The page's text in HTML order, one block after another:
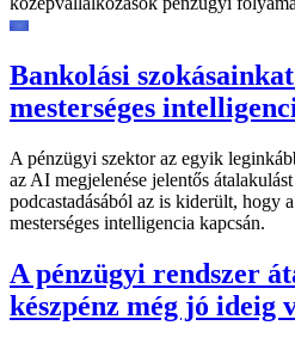
Bankolási
mesterséges
A pénzügyi szektor az egyik
az AI megjelenése jelentős
podcastadásából az is kiderült, hogy
mesterséges intelligencia kapcsán.
A pénzügyi rendszer
készpénz még jó ideig